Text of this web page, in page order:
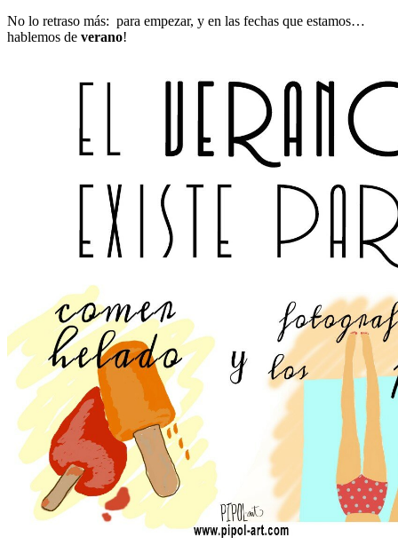
No lo retraso más: para empezar, y en las fechas que estamos…
hablemos de verano!